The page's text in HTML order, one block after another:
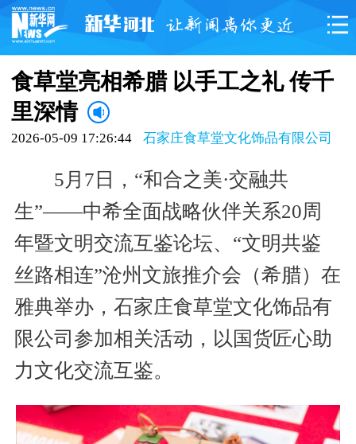
食草堂亮相希腊 以手工之礼 传千
里深情
2026-05-09 17:26:44 石家庄食草堂文化饰品有限公司
5月7日，“和合之美·交融共
生”——中希全面战略伙伴关系20周
年暨文明交流互鉴论坛、“文明共鉴
丝路相连”沧州文旅推介会（希腊）在
雅典举办，石家庄食草堂文化饰品有
限公司参加相关活动，以国货匠心助
力文化交流互鉴。